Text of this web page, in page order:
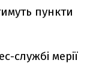
пункти
службі мерії